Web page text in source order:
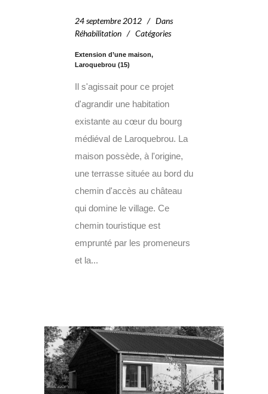
24 septembre 2012
Dans
Réhabilitation
Catégories
Extension d’une maison,
Laroquebrou (15)
Il s'agissait pour ce projet
d'agrandir une habitation
existante au cœur du bourg
médiéval de Laroquebrou. La
maison possède, à l'origine,
une terrasse située au bord du
chemin d'accès au château
qui domine le village. Ce
chemin touristique est
emprunté par les promeneurs
et la...